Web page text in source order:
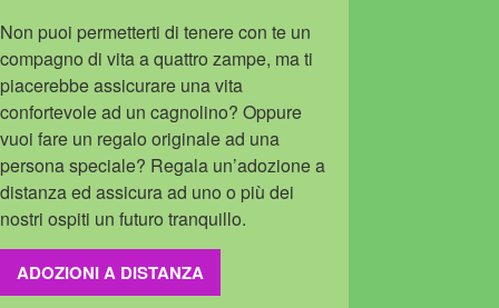
Non puoi permetterti di tenere con te un
compagno di vita a quattro zampe, ma ti
piacerebbe assicurare una vita
confortevole ad un cagnolino? Oppure
vuoi fare un regalo originale ad una
persona speciale? Regala un’adozione a
distanza ed assicura ad uno o più dei
nostri ospiti un futuro tranquillo.
ADOZIONI A DISTANZA